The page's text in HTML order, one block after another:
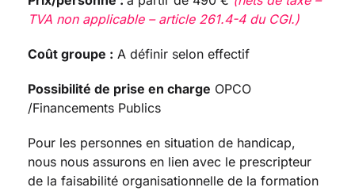
TVA non applicable – article 261.4-4 du CGI.)
Coût groupe : A définir selon effectif
Possibilité de prise en charge OPCO
/Financements Publics
Pour les personnes en situation de handicap,
nous nous assurons en lien avec le prescripteur
de la faisabilité organisationnelle de la formation